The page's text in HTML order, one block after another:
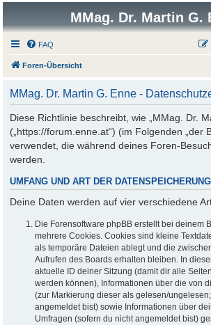
MMag. Dr. Martin G.
FAQ
Foren-Übersicht
MMag. Dr. Martin G. Enne -
Diese Richtlinie beschreibt, wie „MMag. Dr.
(„https://forum.enne.at“) (im Folgenden „der
verwendet, die während deines Foren-
werden.
UMFANG UND ART DER DATENSPEICHERUNG
Deine Daten werden auf vier verschiedene
Die Forensoftware phpBB erstellt bei deinem
mehrere Cookies. Cookies sind kleine
als temporäre Dateien ablegt und die
Aufrufen des Boards erhalten bleiben. In
aktuelle ID deiner Sitzung (damit dir alle
werden können), Informationen über die von
(zur Markierung dieser als gelesen/
angemeldet bist) sowie Informationen über
Umfragen (sofern du nicht angemeldet bist)